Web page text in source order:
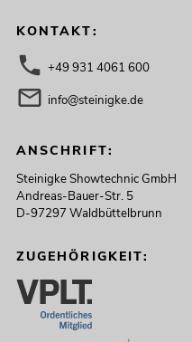
KONTAKT:
+49 931 4061 600
info@steinigke.de
ANSCHRIFT:
Steinigke Showtechnic GmbH
Andreas-Bauer-Str. 5
D-97297 Waldbüttelbrunn
ZUGEHÖRIGKEIT: